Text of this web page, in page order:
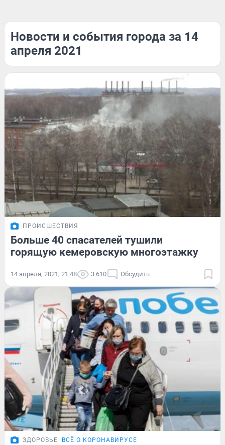
Новости и события города за 14
апреля 2021
ПРОИСШЕСТВИЯ
Больше 40 спасателей тушили
горящую кемеровскую многоэтажку
14 апреля, 2021, 21:48 3 610 Обсудить
ЗДОРОВЬЕ ВСЁ О КОРОНАВИРУСЕ